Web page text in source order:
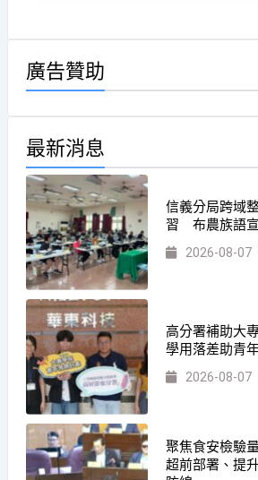
廣告贊助
最新消息
信義分局跨域
習 布農族語
2026-08-07
高分署補助大
學用落差助青
2026-08-07
聚焦食安檢驗
超前部署、提